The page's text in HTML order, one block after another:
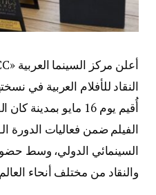
النقاد للأفلام العربية في
أُقيم يوم 16 مايو
السينمائي الدولي، وسط
والنقاد من مختلف أنحاء